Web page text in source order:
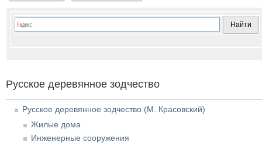
Русское деревянное зодчество
Русское деревянное зодчество (М. Красовский)
Жилые дома
Инженерные сооружения